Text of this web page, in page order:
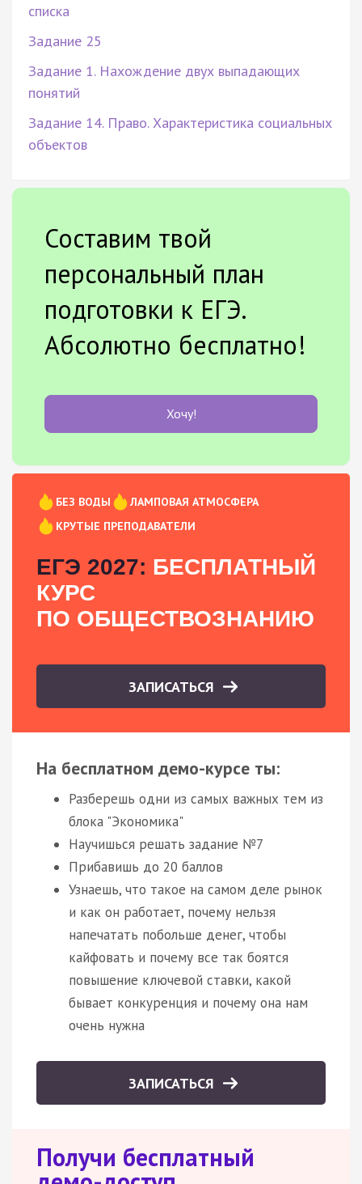
списка
Задание 25
Задание 1. Нахождение двух выпадающих
понятий
Задание 14. Право. Характеристика социальных
объектов
Составим твой
персональный план
подготовки к ЕГЭ.
Абсолютно бесплатно!
Хочу!
БЕЗ ВОДЫ
ЛАМПОВАЯ АТМОСФЕРА
КРУТЫЕ ПРЕПОДАВАТЕЛИ
ЕГЭ 2027: БЕСПЛАТНЫЙ
КУРС
ПО ОБЩЕСТВОЗНАНИЮ
ЗАПИСАТЬСЯ
На бесплатном демо-курсе ты:
Разберешь одни из самых важных тем из
блока "Экономика"
Научишься решать задание №7
Прибавишь до 20 баллов
Узнаешь, что такое на самом деле рынок
и как он работает, почему нельзя
напечатать побольше денег, чтобы
кайфовать и почему все так боятся
повышение ключевой ставки, какой
бывает конкуренция и почему она нам
очень нужна
ЗАПИСАТЬСЯ
Получи бесплатный